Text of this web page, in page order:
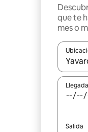
que te
mes o
Llegada
Salida